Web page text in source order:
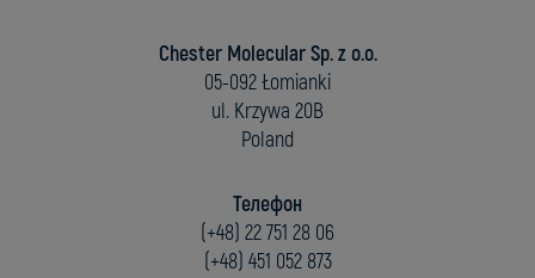
Chester Molecular Sp. z o.o.
05-092 Łomianki
ul. Krzywa 20B
Poland
Телефон
(+48) 22 751 28 06
(+48) 451 052 873